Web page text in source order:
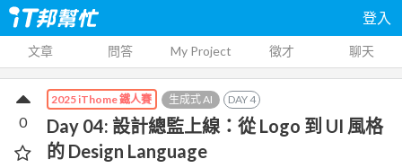
登入
文章 問答 My Project 徵才 聊天
2025 iThome 鐵人賽 生成式 AI DAY4
Day 04: 設計總監上線：從 Logo 到 UI 風格
的 Design Language
0